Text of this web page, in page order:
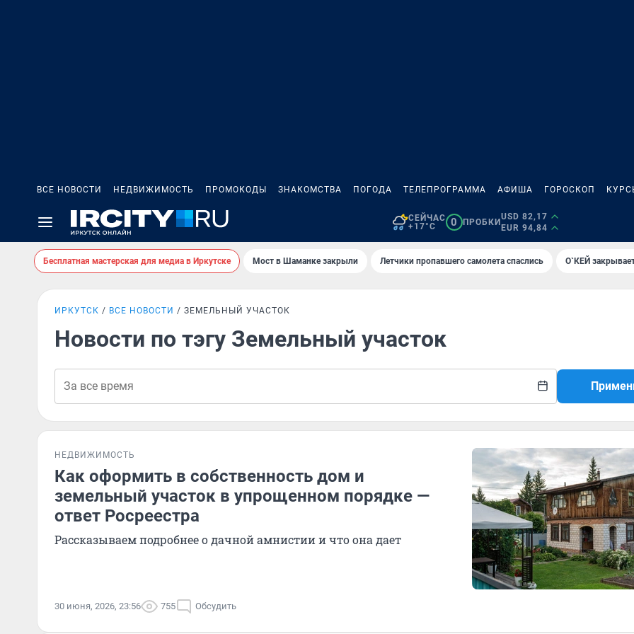
ВСЕ НОВОСТИ НЕДВИЖИМОСТЬ ПРОМОКОДЫ ЗНАКОМСТВА ПОГОДА ТЕЛЕПРОГРАММА АФИША ГОРОСКОП
СЕЙЧАС
+17°C
0 ПРОБКИ
USD 82,17
EUR 94,84
Бесплатная мастерская для медиа в Иркутске Мост в Шаманке закрыли Летчики пропавшего самолета спаслись О`КЕЙ
ИРКУТСК ВСЕ НОВОСТИ ЗЕМЕЛЬНЫЙ УЧАСТОК
Новости по тэгу Земельный участок
НЕДВИЖИМОСТЬ
Как оформить в собственность дом и
земельный участок в упрощенном порядке —
ответ Росреестра
Рассказываем подробнее о дачной амнистии и что она дает
30 июня, 2026, 23:56 755 Обсудить